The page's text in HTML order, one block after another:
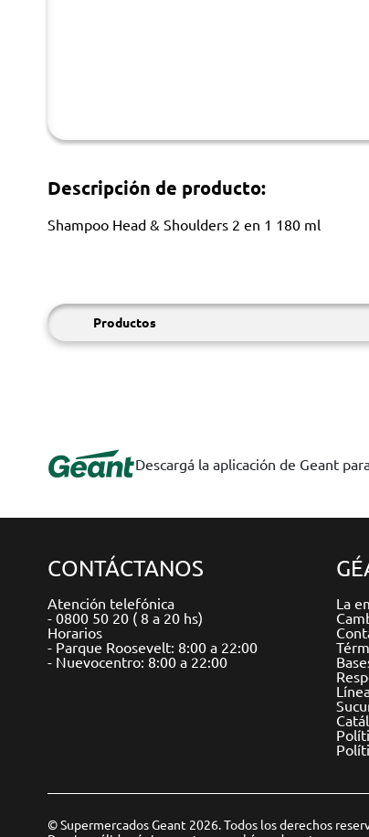
Descripción de producto:
Shampoo Head & Shoulders 2 en 1 180 ml
Productos
Descargá la aplicación de Geant
CONTÁCTANOS
Atención telefónica
- 0800 50 20 ( 8 a 20 hs)
Horarios
- Parque Roosevelt: 8:00 a 22:00
- Nuevocentro: 8:00 a 22:00
La
© Supermercados Geant 2026. Todos los derechos